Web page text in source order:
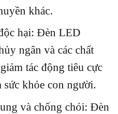
khác.
hại: Đèn LED
ngân và các chất
tác động tiêu cực
khỏe con người.
và chống chói: Đèn